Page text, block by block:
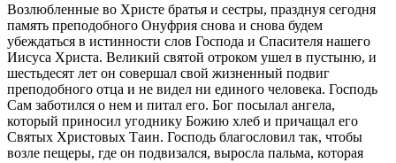
Возлюбленные во Христе братья и сестры, празднуя сегодня
память преподобного Онуфрия снова и снова будем
убеждаться в истинности слов Господа и Спасителя нашего
Иисуса Христа. Великий святой отроком ушел в пустыню, и
шестьдесят лет он совершал свой жизненный подвиг
преподобного отца и не видел ни единого человека. Господь
Сам заботился о нем и питал его. Бог посылал ангела,
который приносил угоднику Божию хлеб и причащал его
Святых Христовых Таин. Господь благословил так, чтобы
возле пещеры, где он подвизался, выросла пальма, которая